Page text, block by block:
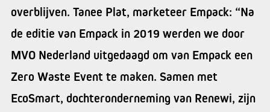
overblijven. Tanee Plat, marketeer Empack: “Na
de editie van Empack in 2019 werden we door
MVO Nederland uitgedaagd om van Empack een
Zero Waste Event te maken. Samen met
EcoSmart, dochteronderneming van Renewi, zijn